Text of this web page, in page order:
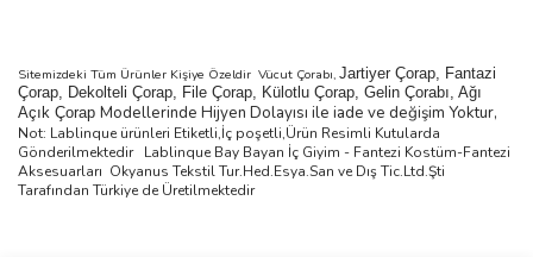
Sitemizdeki Tüm Ürünler Kişiye Özeldir Vücut Çorabı, Jartiyer Çorap, Fantazi
Çorap, Dekolteli Çorap, File Çorap, Külotlu Çorap, Gelin Çorabı, Ağı
Açık Çorap Modellerinde Hijyen Dolayısı ile iade ve değişim Yoktur,
Not: Lablinque ürünleri Etiketli,İç poşetli,Ürün Resimli Kutularda
Gönderilmektedir Lablinque Bay Bayan İç Giyim - Fantezi Kostüm-Fantezi
Aksesuarları Okyanus Tekstil Tur.Hed.Esya.San ve DışTic.Ltd.Şti
Tarafından Türkiye de Üretilmektedir